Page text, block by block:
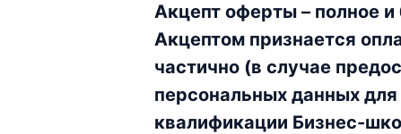
Акцепт оферты – полное
Акцептом признается
частично (в случае
персональных данных
квалификации Бизнес-